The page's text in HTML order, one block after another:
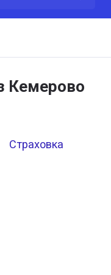
Кемерово
Страховка